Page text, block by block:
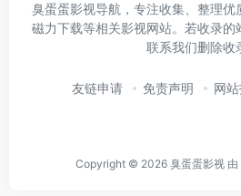
臭蛋蛋影视导航，专注收集、整理优
磁力下载等相关影视网站。若收录
联系我们删除收
友链申请 免责声明 网
Copyright © 2026 臭蛋蛋影视 由